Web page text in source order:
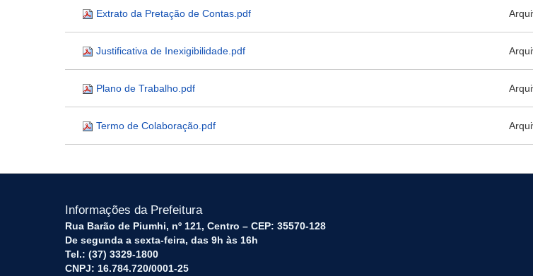
Extrato da Pretação de Contas.pdf
Justificativa de Inexigibilidade.pdf
Plano de Trabalho.pdf
Termo de Colaboração.pdf
Informações da Prefeitura
Rua Barão de Piumhi, nº 121, Centro – CEP: 35570-128
De segunda a sexta-feira, das 9h às 16h
Tel.: (37) 3329-1800
CNPJ: 16.784.720/0001-25